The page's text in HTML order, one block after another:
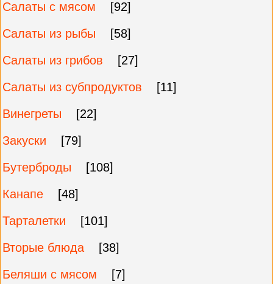
Салаты с мясом
[92]
Салаты из рыбы
[58]
Салаты из грибов
[27]
Салаты из субпродуктов
[11]
Винегреты
[22]
Закуски
[79]
Бутерброды
[108]
Канапе
[48]
Тарталетки
[101]
Вторые блюда
[38]
Беляши с мясом
[7]